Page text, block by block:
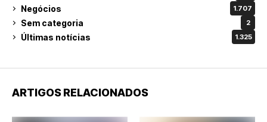
Negócios 1.707
Sem categoria 2
Últimas notícias 1.325
ARTIGOS RELACIONADOS